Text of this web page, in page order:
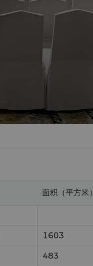
面积（平方米）
1603
483